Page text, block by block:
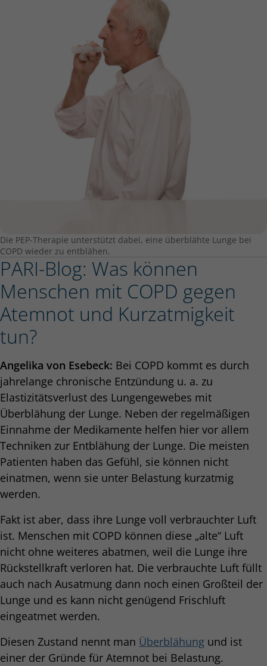
Die PEP-Therapie unterstützt dabei, eine überblähte Lunge bei
COPD wieder zu entblähen.
PARI-Blog: Was können
Menschen mit COPD gegen
Atemnot und Kurzatmigkeit
tun?
Angelika von Esebeck: Bei COPD kommt es durch
jahrelange chronische Entzündung u. a. zu
Elastizitätsverlust des Lungengewebes mit
Überblähung der Lunge. Neben der regelmäßigen
Einnahme der Medikamente helfen hier vor allem
Techniken zur Entblähung der Lunge. Die meisten
Patienten haben das Gefühl, sie können nicht
einatmen, wenn sie unter Belastung kurzatmig
werden.
Fakt ist aber, dass ihre Lunge voll verbrauchter Luft
ist. Menschen mit COPD können diese „alte“ Luft
nicht ohne weiteres abatmen, weil die Lunge ihre
Rückstellkraft verloren hat. Die verbrauchte Luft füllt
auch nach Ausatmung dann noch einen Großteil der
Lunge und es kann nicht genügend Frischluft
eingeatmet werden.
Diesen Zustand nennt man Überblähung und ist
einer der Gründe für Atemnot bei Belastung.